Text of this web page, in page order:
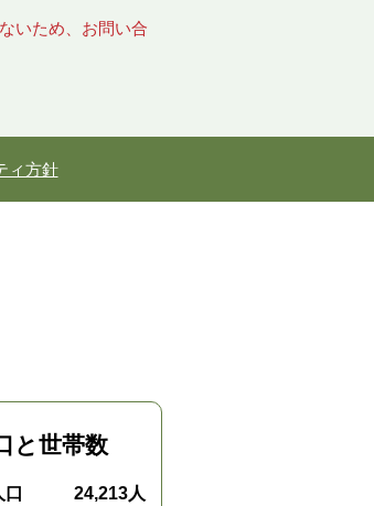
いため、お問い合
ィ方針
と世帯数
24,213人